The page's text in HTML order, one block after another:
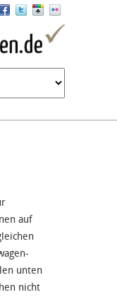
auf
unten
nicht